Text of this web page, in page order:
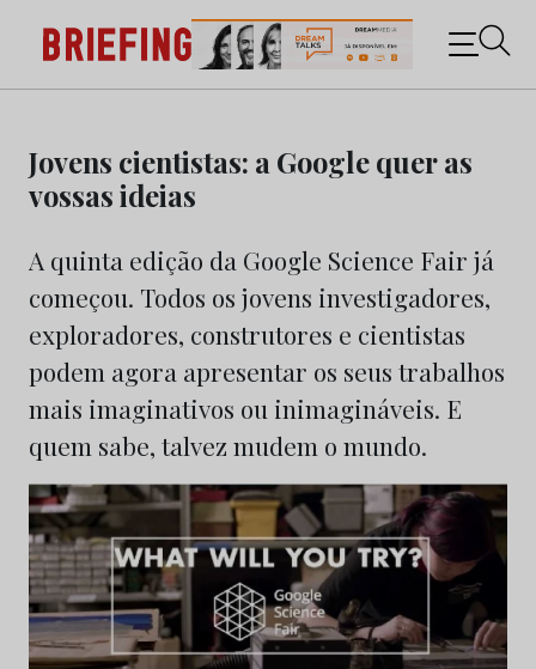
content
Briefing: Todas as notícias sobre os negócios do
Marketing e da Publicidade
Jovens cientistas: a Google quer as
vossas ideias
A quinta edição da Google Science Fair já
começou. Todos os jovens investigadores,
exploradores, construtores e cientistas
podem agora apresentar os seus trabalhos
mais imaginativos ou inimagináveis. E
quem sabe, talvez mudem o mundo.